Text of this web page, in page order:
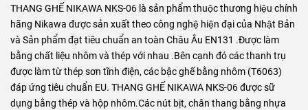
THANG GHẾ NIKAWA NKS-06 là sản phẩm thuộc thương hiệu chính
hãng Nikawa được sản xuất theo công nghệ hiện đại của Nhật Bản
và Sản phẩm đạt tiêu chuẩn an toàn Châu Âu EN131 .Được làm
bằng chất liệu nhôm và thép với nhau .Bên cạnh đó các thanh trụ
được làm từ thép sơn tĩnh điện, các bậc ghế bằng nhôm (T6063)
đáp ứng tiêu chuẩn EU. THANG GHẾ NIKAWA NKS-06 được sữ
dụng bằng thép và hộp nhôm.Các nút bịt, chân thang bằng nhựa